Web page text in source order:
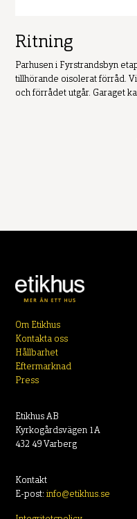
Ritning
Parhusen i Fyrstrandsbyn
tillhörande oisolerat förråd.
och förrådet utgår. Garaget
Om Etikhus
Kontakta oss
Hållbarhet
Eftermarknad
Press
Etikhus AB
Kyrkogårdsvägen 1A
432 49 Varberg
Kontakt
E-post:info@etikhus.se